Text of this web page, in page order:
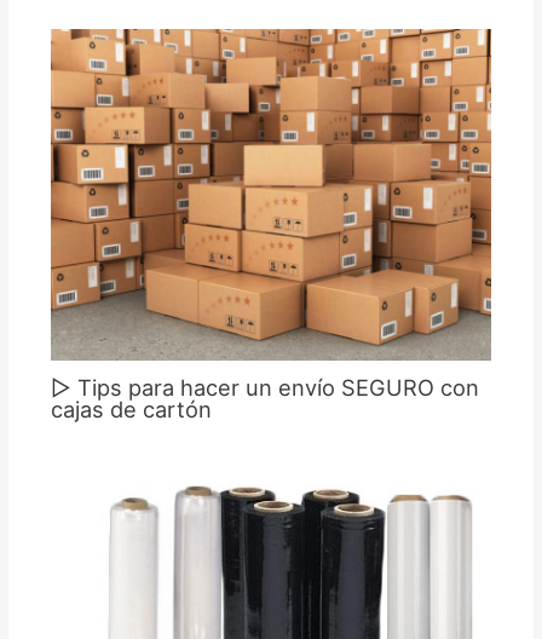
▷ Tips para hacer un envío SEGURO con
cajas de cartón